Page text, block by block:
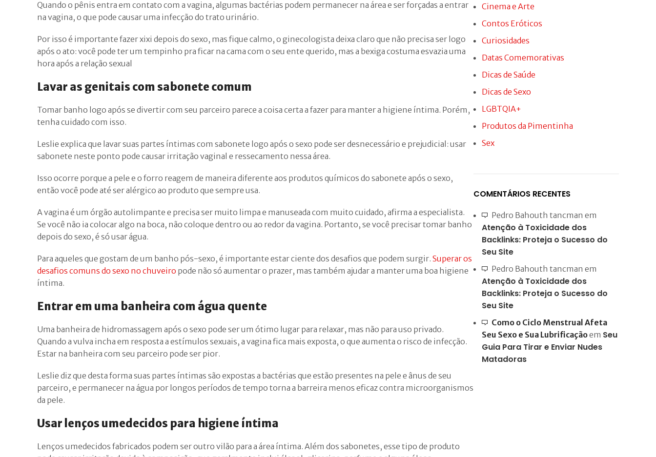
Quando o pênis entra em contato com a vagina, algumas bactérias podem permanecer na área e ser forçadas a entrar
na vagina, o que pode causar uma infecção do trato urinário.
Por isso é importante fazer xixi depois do sexo, mas fique calmo, o ginecologista deixa claro que não precisa ser logo
após o ato: você pode ter um tempinho pra ficar na cama com o seu ente querido, mas a bexiga costuma esvazia uma
hora após a relação sexual
Lavar as genitais com sabonete comum
Tomar banho logo após se divertir com seu parceiro parece a coisa certa a fazer para manter a higiene íntima. Porém,
tenha cuidado com isso.
Leslie explica que lavar suas partes íntimas com sabonete logo após o sexo pode ser desnecessário e prejudicial: usar
sabonete neste ponto pode causar irritação vaginal e ressecamento nessa área.
Isso ocorre porque a pele e o forro reagem de maneira diferente aos produtos químicos do sabonete após o sexo,
então você pode até ser alérgico ao produto que sempre usa.
A vagina é um órgão autolimpante e precisa ser muito limpa e manuseada com muito cuidado, afirma a especialista.
Se você não ia colocar algo na boca, não coloque dentro ou ao redor da vagina. Portanto, se você precisar tomar banho
depois do sexo, é só usar água.
Para aqueles que gostam de um banho pós-sexo, é importante estar ciente dos desafios que podem surgir. Superar os
desafios comuns do sexo no chuveiro pode não só aumentar o prazer, mas também ajudar a manter uma boa higiene
íntima.
Entrar em uma banheira com água quente
Uma banheira de hidromassagem após o sexo pode ser um ótimo lugar para relaxar, mas não para uso privado.
Quando a vulva incha em resposta a estímulos sexuais, a vagina fica mais exposta, o que aumenta o risco de infecção.
Estar na banheira com seu parceiro pode ser pior.
Leslie diz que desta forma suas partes íntimas são expostas a bactérias que estão presentes na pele e ânus de seu
parceiro, e permanecer na água por longos períodos de tempo torna a barreira menos eficaz contra microorganismos
da pele.
Usar lenços umedecidos para higiene íntima
Lenços umedecidos fabricados podem ser outro vilão para a área íntima. Além dos sabonetes, esse tipo de produto
Cinema e Arte
Contos Eróticos
Curiosidades
Datas Comemorativas
Dicas de Saúde
Dicas de Sexo
LGBTQIA+
Produtos da Pimentinha
Sex
COMENTÁRIOS RECENTES
Pedro Bahouth tancman em
Atenção à Toxicidade dos
Backlinks: Proteja o Sucesso do
Seu Site
Pedro Bahouth tancman em
Atenção à Toxicidade dos
Backlinks: Proteja o Sucesso do
Seu Site
Como o Ciclo Menstrual Afeta
Seu Sexo e Sua Lubrificaçãoem Seu
Guia Para Tirar e Enviar Nudes
Matadoras